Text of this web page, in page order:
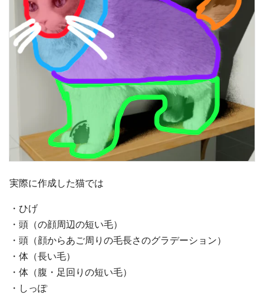
実際に作成した猫では
・ひげ
・頭（の顔周辺の短い毛）
・頭（顔からあご周りの毛長さのグラデーション）
・体（長い毛）
・体（腹・足回りの短い毛）
・しっぽ